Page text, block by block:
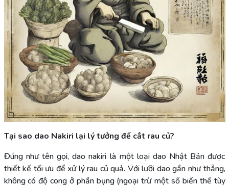
Tại sao dao Nakiri lại lý tưởng để cắt rau củ?
Đúng như tên gọi, dao nakiri là một loại dao Nhật Bản được
thiết kế tối ưu để xử lý rau củ quả. Với lưỡi dao gần như thẳng,
không có độ cong ở phần bụng (ngoại trừ một số biến thể tùy